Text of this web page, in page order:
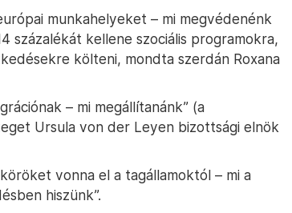
munkahelyeket – mi megvédenénk
százalékát kellene szociális programokra,
költeni, mondta szerdán Roxana
– mi megállítanánk” (a
Ursula von der Leyen bizottsági elnök
vonna el a tagállamoktól – mi a
hiszünk”.